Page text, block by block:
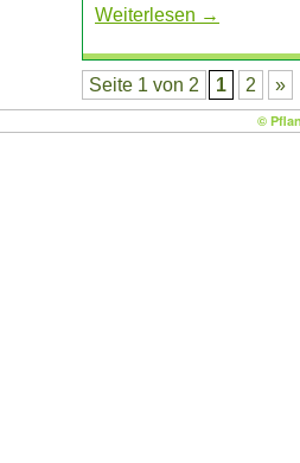
Weiterlesen →
Seite 1 von 2 1 2 »
©